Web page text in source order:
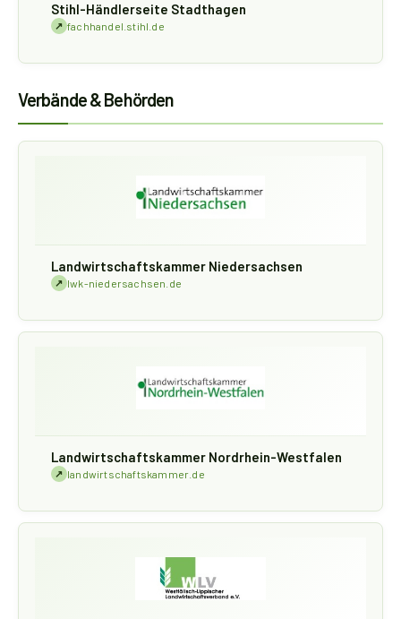
Stihl-Händlerseite Stadthagen
↗ fachhandel.stihl.de
Verbände & Behörden
Landwirtschaftskammer Niedersachsen
↗ lwk-niedersachsen.de
Landwirtschaftskammer Nordrhein-Westfalen
↗ landwirtschaftskammer.de